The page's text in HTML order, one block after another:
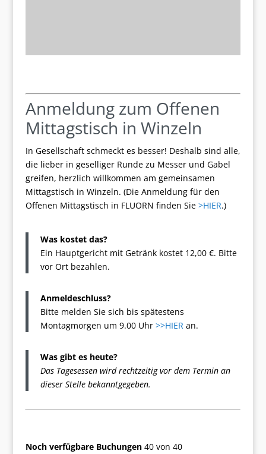
Anmeldung zum Offenen
Mittagstisch in Winzeln
In Gesellschaft schmeckt es besser! Deshalb sind alle,
die lieber in geselliger Runde zu Messer und Gabel
greifen, herzlich willkommen am gemeinsamen
Mittagstisch in Winzeln. (Die Anmeldung für den
Offenen Mittagstisch in FLUORN finden Sie >HIER.)
Was kostet das?
Ein Hauptgericht mit Getränk kostet 12,00 €. Bitte
vor Ort bezahlen.
Anmeldeschluss?
Bitte melden Sie sich bis spätestens
Montagmorgen um 9.00 Uhr >>HIERan.
Was gibt es heute?
Das Tagesessen wird rechtzeitig vor dem Termin an
dieser Stelle bekanntgegeben.
Noch verfügbare Buchungen40 von 40